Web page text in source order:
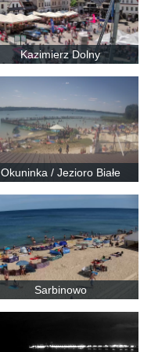
Kazimierz Dolny
Okuninka / Jezioro Białe
Sarbinowo